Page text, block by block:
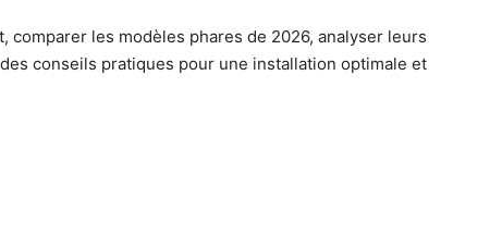
les modèles phares de 2026, analyser leurs
conseils pratiques pour une installation optimale et